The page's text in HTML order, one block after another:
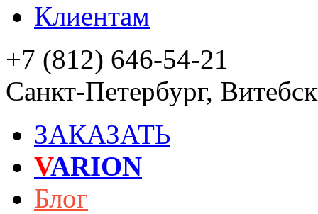
Клиентам
+7 (812) 646-54-21
Санкт-Петербург,
ЗАКАЗАТЬ
VARION
Блог